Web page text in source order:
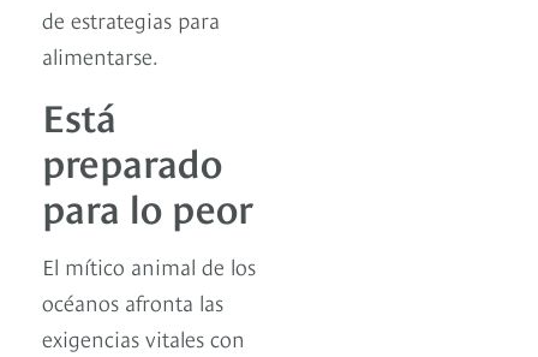
de estrategias para
alimentarse.
Está
preparado
para lo peor
El mítico animal de los
océanos afronta las
exigencias vitales con